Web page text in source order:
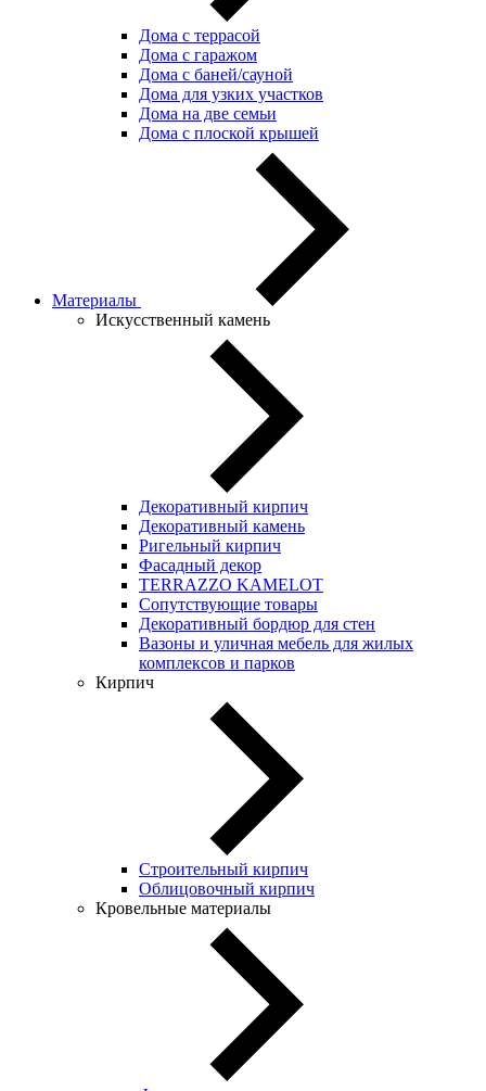
Дома с террасой
Дома с гаражом
Дома с баней/сауной
Дома для узких участков
Дома на две семьи
Дома с плоской крышей
Материалы
Искусственный камень
Декоративный кирпич
Декоративный камень
Ригельный кирпич
Фасадный декор
TERRAZZO KAMELOT
Сопутствующие товары
Декоративный бордюр для стен
Вазоны и уличная мебель для жилых
комплексов и парков
Кирпич
Строительный кирпич
Облицовочный кирпич
Кровельные материалы